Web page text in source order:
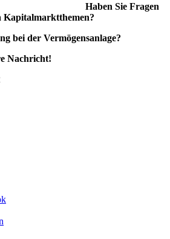
Haben Sie Fragen
Kapitalmarktthemen?
bei der Vermögensanlage?
Nachricht!